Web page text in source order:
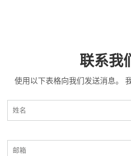
联系我
使用以下表格向我们发送消息。